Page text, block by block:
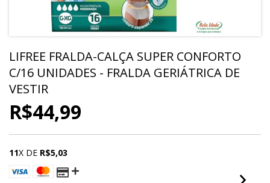
LIFREE FRALDA-CALÇA SUPER CONFORTO
C/16 UNIDADES - FRALDA GERIÁTRICA DE
VESTIR
R$44,99
11X DE R$5,03